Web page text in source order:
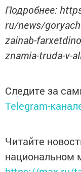
Подробнее:
ru/news/
zainab-
znamia-truda-v-
Следите за
Telegram-
Читайте
национальном